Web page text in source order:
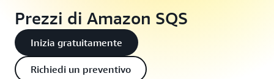
Prezzi di Amazon SQS
Inizia gratuitamente
Richiedi un preventivo